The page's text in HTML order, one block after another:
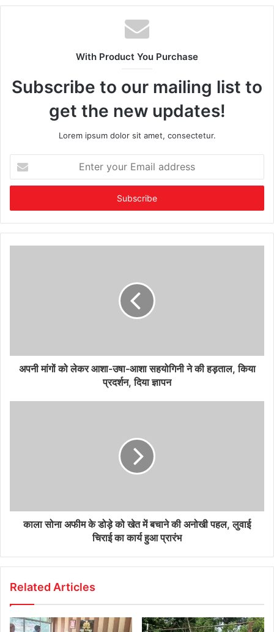
With Product You Purchase
Subscribe to our mailing list to
get the new updates!
Lorem ipsum dolor sit amet, consectetur.
your
Email
अपनी मांगों को लेकर आशा-उषा-आशा सहयोगिनी ने की हड़़ताल, किया
प्रदर्शन, दिया ज्ञापन
काला सोना अफीम के डोड़े को खेत में बचाने की अनोखी पहल, लुवाई
चिराई का कार्य हुआ प्रारंभ
Related Articles